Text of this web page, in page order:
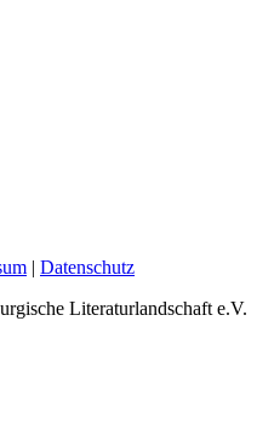
| Datenschutz
Literaturlandschaft e.V.